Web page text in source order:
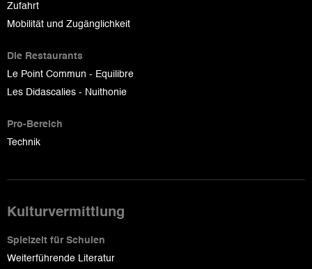
Zufahrt
Mobilität und Zugänglichkeit
Die Restaurants
Le Point Commun - Equilibre
Les Didascalies - Nuithonie
Pro-Bereich
Technik
Kulturvermittlung
Spielzeit für Schulen
Weiterführende Literatur